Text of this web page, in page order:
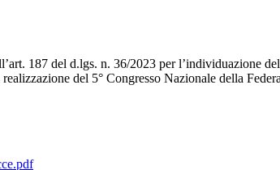
187 del d.lgs. n. 36/2023 per l’individuazione
del 5° Congresso Nazionale della